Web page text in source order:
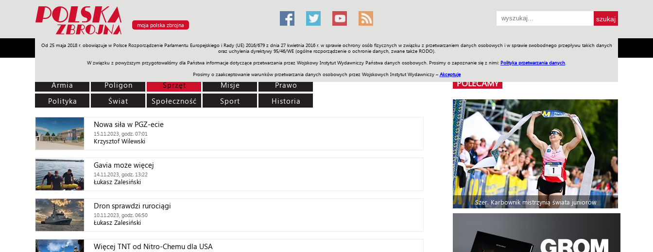
moja polska zbrojna
Od 25 maja 2018 r. obowiązuje w Polsce Rozporządzenie Parlamentu Europejskiego i Rady (UE) 2016/679 z dnia 27 kwietnia 2016 r. w sprawie ochrony osób fizycznych w związku z przetwarzaniem danych osobowych i w sprawie swobodnego przepływu takich danych
oraz uchylenia dyrektywy 95/46/WE (ogólne rozporządzenie o ochronie danych, zwane także RODO).
W związku z powyższym przygotowaliśmy dla Państwa informacje dotyczące przetwarzania przez Wojskowy Instytut Wydawniczy Państwa danych osobowych. Prosimy o zapoznanie się z nimi: Polityka przetwarzania danych
Prosimy o zaakceptowanie warunków przetwarzania danych osobowych przez Wojskowych Instytut Wydawniczy – Akceptuję
Armia Poligon Sprzęt Misje Polityka Prawo Świat Społeczność Sport Historia Galerie Wideo ENGLISH SKLEP Jednodniówki Praca w WIW
Armia Poligon Sprzęt Misje
Prawo
Polityka
Świat Społeczność Sport Historia
Nowa siła w PGZ-ecie
15.11.2023, godz. 07:01
Krzysztof Wilewski
Gavia może więcej
14.11.2023, godz. 13:22
Łukasz Zalesiński
Dron sprawdzi rurociągi
10.11.2023, godz. 06:50
Łukasz Zalesiński
Więcej TNT od Nitro-Chemu dla USA
POLECAMY
Szer. Karbownik mistrzynią świata juniorów